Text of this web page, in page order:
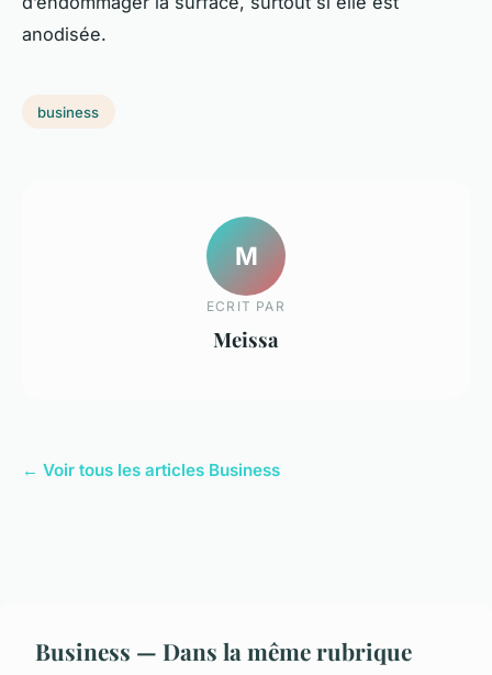
anodisée.
business
M
ECRIT PAR
Meissa
← Voir tous les articles Business
Business — Dans la même rubrique